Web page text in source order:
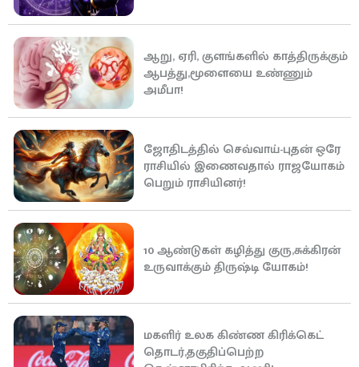
ஆறு, ஏரி, குளங்களில் காத்திருக்கும்
ஆபத்து,மூளையை உண்ணும்
அமீபா!
ஜோதிடத்தில் செவ்வாய்-புதன் ஒரே
ராசியில் இணைவதால் ராஜயோகம்
பெறும் ராசியினர்!
10 ஆண்டுகள் கழித்து குரு,சுக்கிரன்
உருவாக்கும் திருஷ்டி யோகம்!
மகளிர் உலக கிண்ண கிரிக்கெட்
தொடர்,தகுதிப்பெற்ற